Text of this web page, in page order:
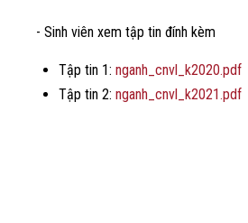
- Sinh viên xem tập tin đính kèm
Tập tin 1:nganh_cnvl_k2020.pdf
Tập tin 2:nganh_cnvl_k2021.pdf